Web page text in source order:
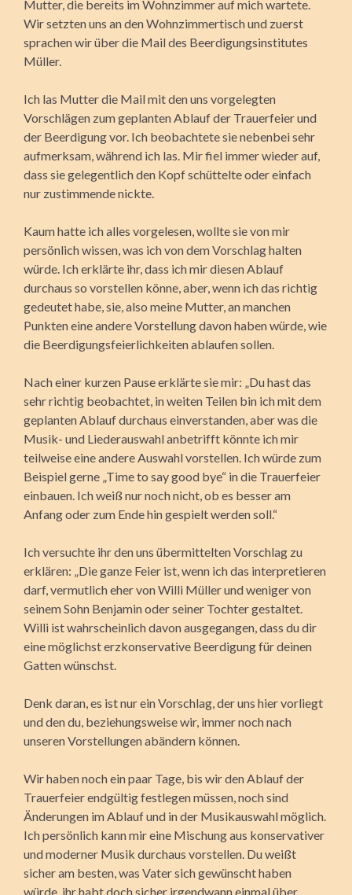
Mutter, die bereits im Wohnzimmer auf mich wartete.
Wir setzten uns an den Wohnzimmertisch und zuerst
sprachen wir über die Mail des Beerdigungsinstitutes
Müller.
Ich las Mutter die Mail mit den uns vorgelegten
Vorschlägen zum geplanten Ablauf der Trauerfeier und
der Beerdigung vor. Ich beobachtete sie nebenbei sehr
aufmerksam, während ich las. Mir fiel immer wieder auf,
dass sie gelegentlich den Kopf schüttelte oder einfach
nur zustimmende nickte.
Kaum hatte ich alles vorgelesen, wollte sie von mir
persönlich wissen, was ich von dem Vorschlag halten
würde. Ich erklärte ihr, dass ich mir diesen Ablauf
durchaus so vorstellen könne, aber, wenn ich das richtig
gedeutet habe, sie, also meine Mutter, an manchen
Punkten eine andere Vorstellung davon haben würde, wie
die Beerdigungsfeierlichkeiten ablaufen sollen.
Nach einer kurzen Pause erklärte sie mir: „Du hast das
sehr richtig beob­achtet, in weiten Teilen bin ich mit dem
geplanten Ablauf durchaus einver­standen, aber was die
Musik- und Liederauswahl anbe­trifft könnte ich mir
teilweise eine andere Auswahl vorstellen. Ich würde zum
Beispiel gerne „Time to say good bye“ in die Trauerfeier
einbauen. Ich weiß nur noch nicht, ob es besser am
Anfang oder zum Ende hin gespielt werden soll.“
Ich versuchte ihr den uns übermittelten Vorschlag zu
erklären: „Die ganze Feier ist, wenn ich das interpretieren
darf, vermutlich eher von Willi Müller und weniger von
seinem Sohn Benjamin oder seiner Tochter gestaltet.
Willi ist wahrscheinlich davon ausgegangen, dass du dir
eine möglichst erzkonservative Beerdigung für deinen
Gatten wünschst.
Denk daran, es ist nur ein Vorschlag, der uns hier vorliegt
und den du, beziehungsweise wir, immer noch nach
unseren Vorstellungen abändern können.
Wir haben noch ein paar Tage, bis wir den Ablauf der
Trauerfeier endgültig festlegen müssen, noch sind
Änderungen im Ablauf und in der Musik­auswahl möglich.
Ich persönlich kann mir eine Mischung aus konservativer
und moderner Musik durchaus vorstellen. Du weißt
sicher am besten, was Vater sich gewünscht haben
würde, ihr habt doch sicher irgend­wann einmal über